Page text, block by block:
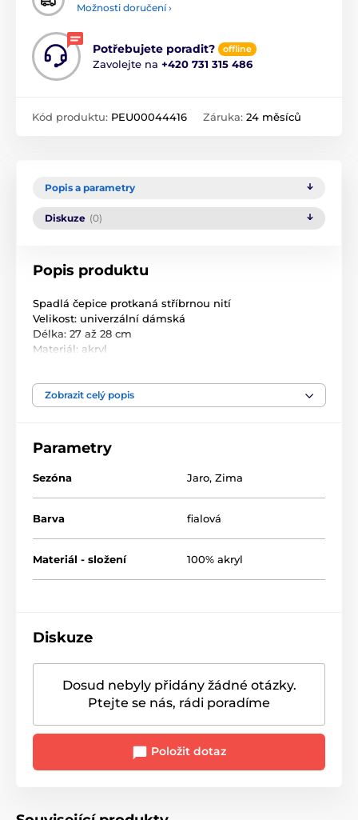
Možnosti doručení ›
Potřebujete poradit? offline
Zavolejte na +420 731 315 486
Kód produktu: PEU00044416 Záruka: 24 měsíců
Popis a parametry
Diskuze (0)
Popis produktu
Spadlá čepice protkaná stříbrnou nití
Velikost: univerzální dámská
Délka: 27 až 28 cm
Materiál: akryl
Zobrazit celý popis
Parametry
Sezóna Jaro, Zima
Barva fialová
Materiál - složení 100% akryl
Diskuze
Dosud nebyly přidány žádné otázky.
Ptejte se nás, rádi poradíme
Položit dotaz